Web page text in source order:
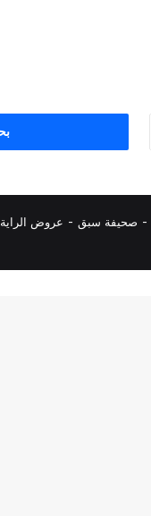
- صحيفة سبق - عروض الراية